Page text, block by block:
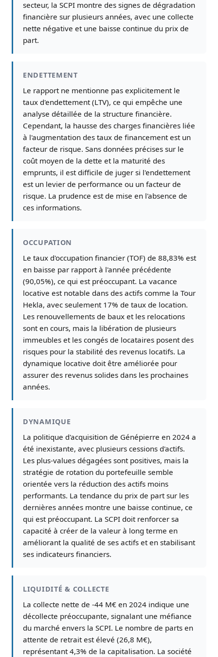
secteur, la SCPI montre des signes de dégradation
financière sur plusieurs années, avec une collecte
nette négative et une baisse continue du prix de
part.
ENDETTEMENT
Le rapport ne mentionne pas explicitement le
taux d'endettement (LTV), ce qui empêche une
analyse détaillée de la structure financière.
Cependant, la hausse des charges financières liée
à l'augmentation des taux de financement est un
facteur de risque. Sans données précises sur le
coût moyen de la dette et la maturité des
emprunts, il est difficile de juger si l'endettement
est un levier de performance ou un facteur de
risque. La prudence est de mise en l'absence de
ces informations.
OCCUPATION
Le taux d'occupation financier (TOF) de 88,83% est
en baisse par rapport à l'année précédente
(90,05%), ce qui est préoccupant. La vacance
locative est notable dans des actifs comme la Tour
Hekla, avec seulement 17% de taux de location.
Les renouvellements de baux et les relocations
sont en cours, mais la libération de plusieurs
immeubles et les congés de locataires posent des
risques pour la stabilité des revenus locatifs. La
dynamique locative doit être améliorée pour
assurer des revenus solides dans les prochaines
années.
DYNAMIQUE
La politique d'acquisition de Génépierre en 2024 a
été inexistante, avec plusieurs cessions d'actifs.
Les plus-values dégagées sont positives, mais la
stratégie de rotation du portefeuille semble
orientée vers la réduction des actifs moins
performants. La tendance du prix de part sur les
dernières années montre une baisse continue, ce
qui est préoccupant. La SCPI doit renforcer sa
capacité à créer de la valeur à long terme en
améliorant la qualité de ses actifs et en stabilisant
ses indicateurs financiers.
LIQUIDITÉ & COLLECTE
La collecte nette de -44 M€ en 2024 indique une
décollecte préoccupante, signalant une méfiance
du marché envers la SCPI. Le nombre de parts en
attente de retrait est élevé (26,8 M€),
représentant 4,3% de la capitalisation. La société